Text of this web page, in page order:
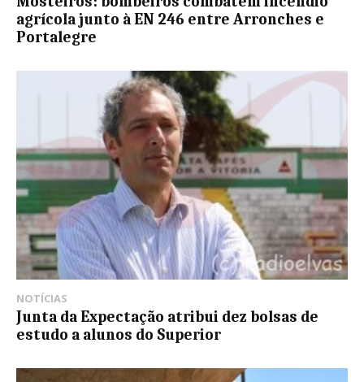
agrícola junto à EN 246 entre Arronches e
Portalegre
NOTÍCIAS
Junta da Expectação atribui dez bolsas de
estudo a alunos do Superior